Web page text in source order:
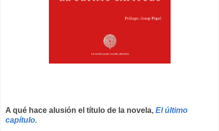
A qué hace alusión el título de la novela, El último
capítulo.